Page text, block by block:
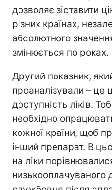
дозволяє зіставити
різних країнах,
абсолютного
змінюється по роках.
Другий показник,
проаналізували – це
доступність ліків.
необхідно
кожної країни, щоб
інший препарат. В
на ліки
низькооплачуваного